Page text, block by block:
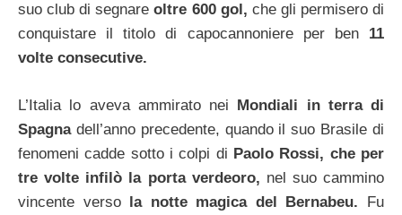
suo club di segnareoltre 600 gol, che gli permisero di
conquistare il titolo di capocannoniere per ben 11
volte consecutive.
L’Italia lo aveva ammirato nei Mondiali in terra di
Spagna dell’anno precedente, quando il suo Brasile di
fenomeni cadde sotto i colpi di Paolo Rossi, che per
tre volte infilò la porta verdeoro, nel suo cammino
vincente verso la notte magica del Bernabeu. Fu